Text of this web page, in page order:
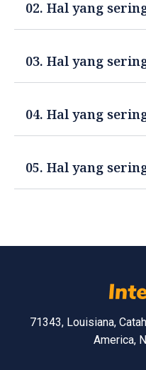
02. Hal yang
03. Hal yang
04. Hal yang
05. Hal yang
71343, Louisiana,
America,